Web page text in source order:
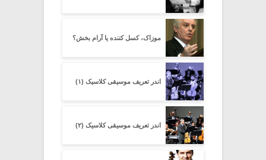
موزاک، کسل کننده یا آرام بخش؟
اندر تعریف موسیقی کلاسیک (۱)
اندر تعریف موسیقی کلاسیک (۲)